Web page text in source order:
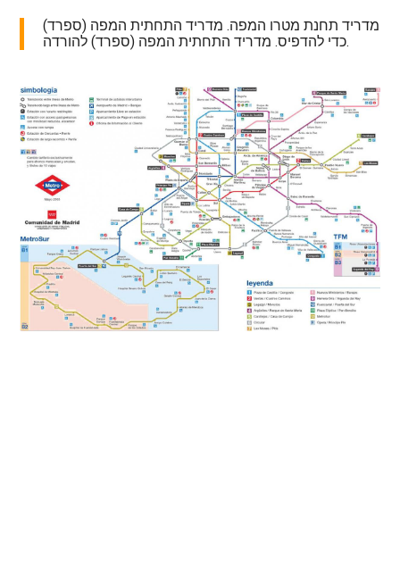
מדריד תחנת מטרו המפה. מדריד התחתית המפה (ספרד)
כדי להדפיס. מדריד התחתית המפה (ספרד) להורדה.